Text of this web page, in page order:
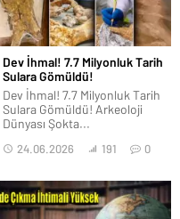
Dev İhmal! 7.7 Milyonluk Tarih
Sulara Gömüldü!
Dev İhmal! 7.7 Milyonluk Tarih
Sulara Gömüldü! Arkeoloji
Dünyası Şokta...
24.06.2026 191 0